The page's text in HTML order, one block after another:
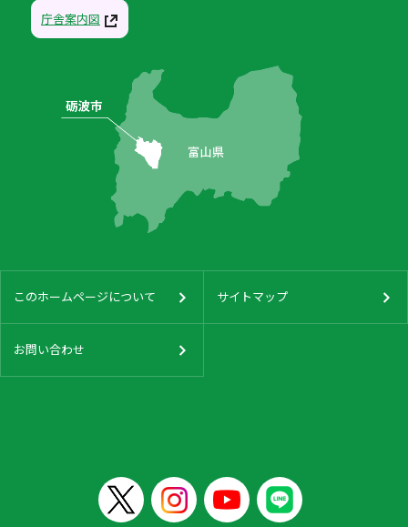
庁舎案内図
このホームページについて サイトマップ
お問い合わせ